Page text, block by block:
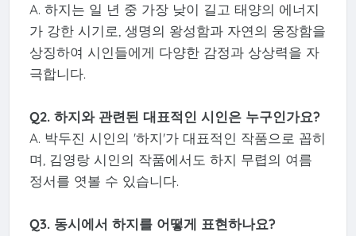
A. 하지는 일 년 중 가장 낮이 길고 태양의 에너지
가 강한 시기로, 생명의 왕성함과 자연의 웅장함을
상징하여 시인들에게 다양한 감정과 상상력을 자
극합니다.
Q2. 하지와 관련된 대표적인 시인은 누구인가요?
A. 박두진 시인의 '하지'가 대표적인 작품으로 꼽히
며, 김영랑 시인의 작품에서도 하지 무렵의 여름
정서를 엿볼 수 있습니다.
Q3. 동시에서 하지를 어떻게 표현하나요?